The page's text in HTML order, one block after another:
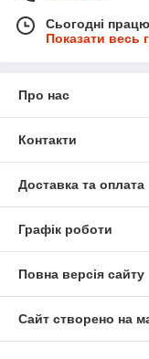
Сьогодні
Показати весь
Про нас
Контакти
Доставка та оплата
Графік роботи
Повна версія сайту
Сайт створено на